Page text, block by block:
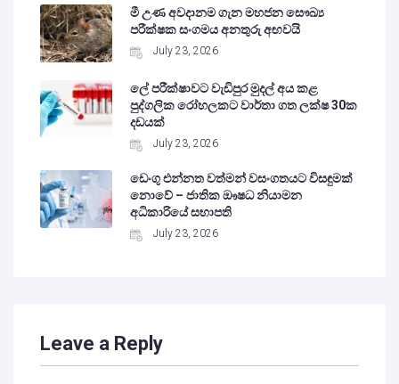
මී උණ අවදානම ගැන මහජන සෞඛ්‍ය
පරීක්ෂක සංගමය අනතුරු අඟවයි
July 23, 2026
ලේ පරීක්ෂාවට වැඩිපුර මුදල් අය කළ
පුද්ගලික රෝහලකට වාර්තා ගත ලක්ෂ 30ක
දඩයක්
July 23, 2026
ඩෙංගු එන්නත වත්මන් වසංගතයට විසඳුමක්
නොවේ – ජාතික ඖෂධ නියාමන
අධිකාරියේ සභාපති
July 23, 2026
Leave a Reply